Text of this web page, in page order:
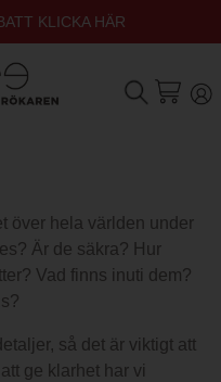
KLICKA HÄR
över hela världen under
Är de säkra? Hur
Vad finns inuti dem?
så det är viktigt att
ge klarhet har vi